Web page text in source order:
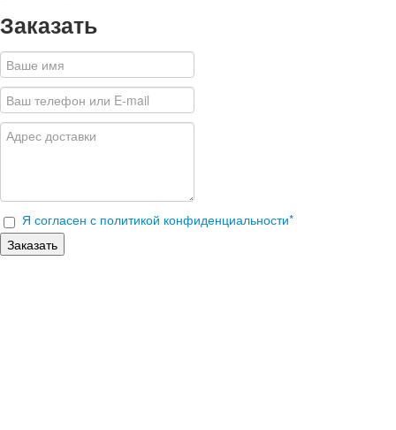
Заказать
Я согласен с политикой конфиденциальности*